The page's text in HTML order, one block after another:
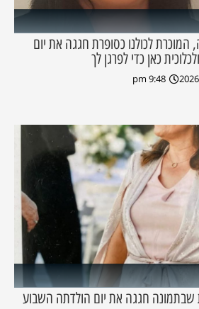
המוכרת לכולנו כסופרת חגגה את יום
כאן כדי לפרגן לך
9:48 pm
חגגה את יום הולדתה השבוע